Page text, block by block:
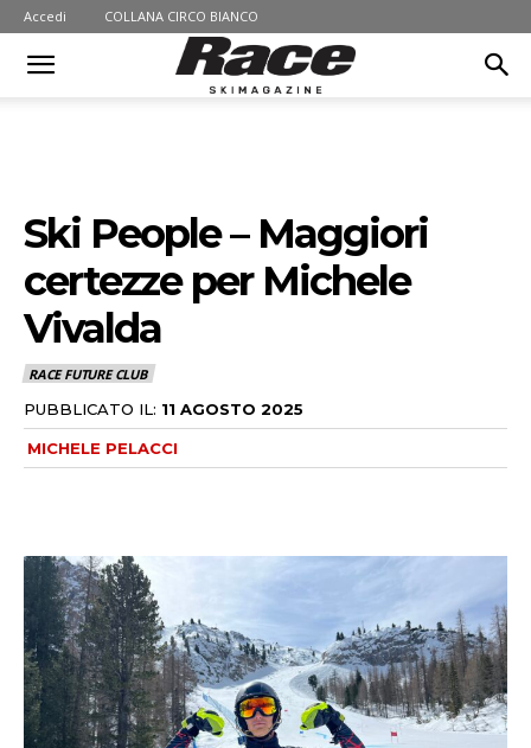
Accedi COLLANA CIRCO BIANCO
Ski People – Maggiori
certezze per Michele
Vivalda
RACE FUTURE CLUB
PUBBLICATO IL: 11 AGOSTO 2025
MICHELE PELACCI